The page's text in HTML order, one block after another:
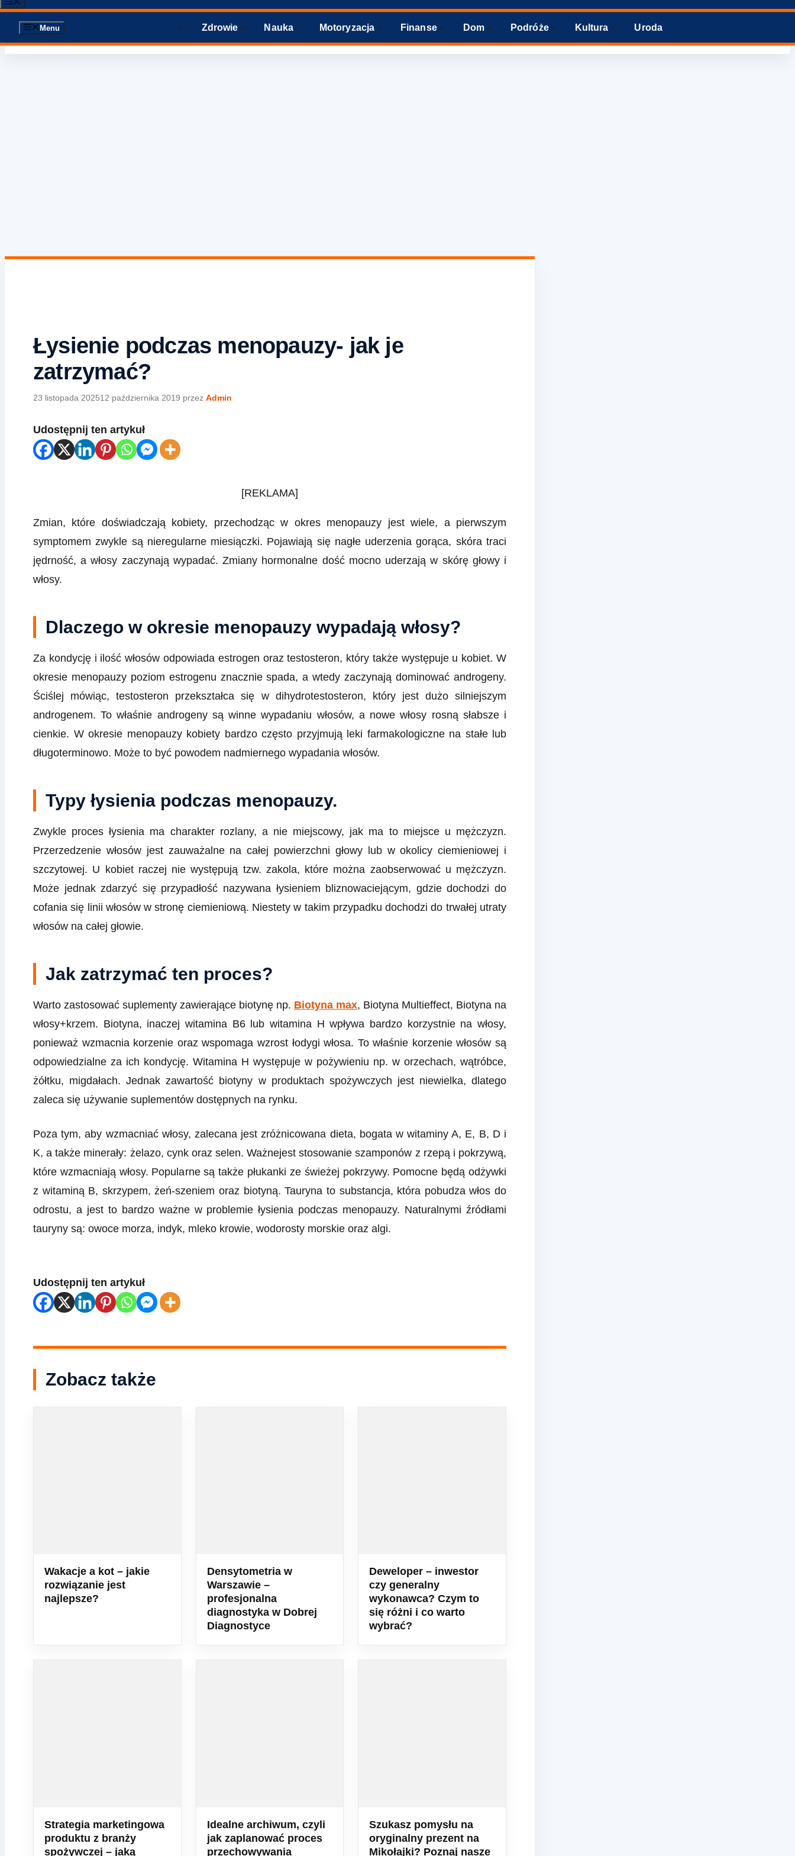
Menu Zdrowie Nauka Motoryzacja Finanse Dom Podróże Kultura Uroda
Łysienie podczas menopauzy- jak je
zatrzymać?
23 listopada 202512 października 2019 przez Admin
Udostępnij ten artykuł
[REKLAMA]
Zmian, które doświadczają kobiety, przechodząc w okres menopauzy jest wiele, a pierwszym
symptomem zwykle są nieregularne miesiączki. Pojawiają się nagłe uderzenia gorąca, skóra traci
jędrność, a włosy zaczynają wypadać. Zmiany hormonalne dość mocno uderzają w skórę głowy i
włosy.
Dlaczego w okresie menopauzy wypadają włosy?
Za kondycję i ilość włosów odpowiada estrogen oraz testosteron, który także występuje u kobiet. W
okresie menopauzy poziom estrogenu znacznie spada, a wtedy zaczynają dominować androgeny.
Ściślej mówiąc, testosteron przekształca się w dihydrotestosteron, który jest dużo silniejszym
androgenem. To właśnie androgeny są winne wypadaniu włosów, a nowe włosy rosną słabsze i
cienkie. W okresie menopauzy kobiety bardzo często przyjmują leki farmakologiczne na stałe lub
długoterminowo. Może to być powodem nadmiernego wypadania włosów.
Typy łysienia podczas menopauzy.
Zwykle proces łysienia ma charakter rozlany, a nie miejscowy, jak ma to miejsce u mężczyzn.
Przerzedzenie włosów jest zauważalne na całej powierzchni głowy lub w okolicy ciemieniowej i
szczytowej. U kobiet raczej nie występują tzw. zakola, które można zaobserwować u mężczyzn.
Może jednak zdarzyć się przypadłość nazywana łysieniem bliznowaciejącym, gdzie dochodzi do
cofania się linii włosów w stronę ciemieniową. Niestety w takim przypadku dochodzi do trwałej utraty
włosów na całej głowie.
Jak zatrzymać ten proces?
Warto zastosować suplementy zawierające biotynę np. Biotyna max, Biotyna Multieffect, Biotyna na
włosy+krzem. Biotyna, inaczej witamina B6 lub witamina H wpływa bardzo korzystnie na włosy,
ponieważ wzmacnia korzenie oraz wspomaga wzrost łodygi włosa. To właśnie korzenie włosów są
odpowiedzialne za ich kondycję. Witamina H występuje w pożywieniu np. w orzechach, wątróbce,
żółtku, migdałach. Jednak zawartość biotyny w produktach spożywczych jest niewielka, dlatego
zaleca się używanie suplementów dostępnych na rynku.
Poza tym, aby wzmacniać włosy, zalecana jest zróżnicowana dieta, bogata w witaminy A, E, B, D i
K, a także minerały: żelazo, cynk oraz selen. Ważnejest stosowanie szamponów z rzepą i pokrzywą,
które wzmacniają włosy. Popularne są także płukanki ze świeżej pokrzywy. Pomocne będą odżywki
z witaminą B, skrzypem, żeń-szeniem oraz biotyną. Tauryna to substancja, która pobudza włos do
odrostu, a jest to bardzo ważne w problemie łysienia podczas menopauzy. Naturalnymi źródłami
tauryny są: owoce morza, indyk, mleko krowie, wodorosty morskie oraz algi.
Udostępnij ten artykuł
Zobacz także
Wakacje a kot – jakie
rozwiązanie jest
najlepsze?
Densytometria w
Warszawie –
profesjonalna
diagnostyka w Dobrej
Diagnostyce
Deweloper – inwestor
czy generalny
wykonawca? Czym to
się różni i co warto
wybrać?
Strategia marketingowa
produktu z branży
spożywczej – jaką
Idealne archiwum, czyli
jak zaplanować proces
przechowywania
Szukasz pomysłu na
oryginalny prezent na
Mikołajki? Poznaj nasze